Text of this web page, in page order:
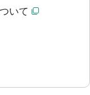
いて